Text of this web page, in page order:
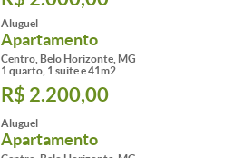
Aluguel
Apartamento
Centro, Belo Horizonte, MG
1 quarto, 1 suite e 41m2
R$ 2.200,00
Aluguel
Apartamento